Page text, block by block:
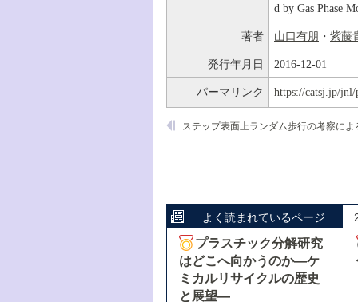
d by Gas Phase
著者 山口有朋 ・ 紫藤
発行年月日 2016-12-01
パーマリンク https://catsj.jp/jnl/
よく読まれているページ
プラスチック分解研究
はどこへ向かうのか―ケ
ミカルリサイクルの歴史
と展望―